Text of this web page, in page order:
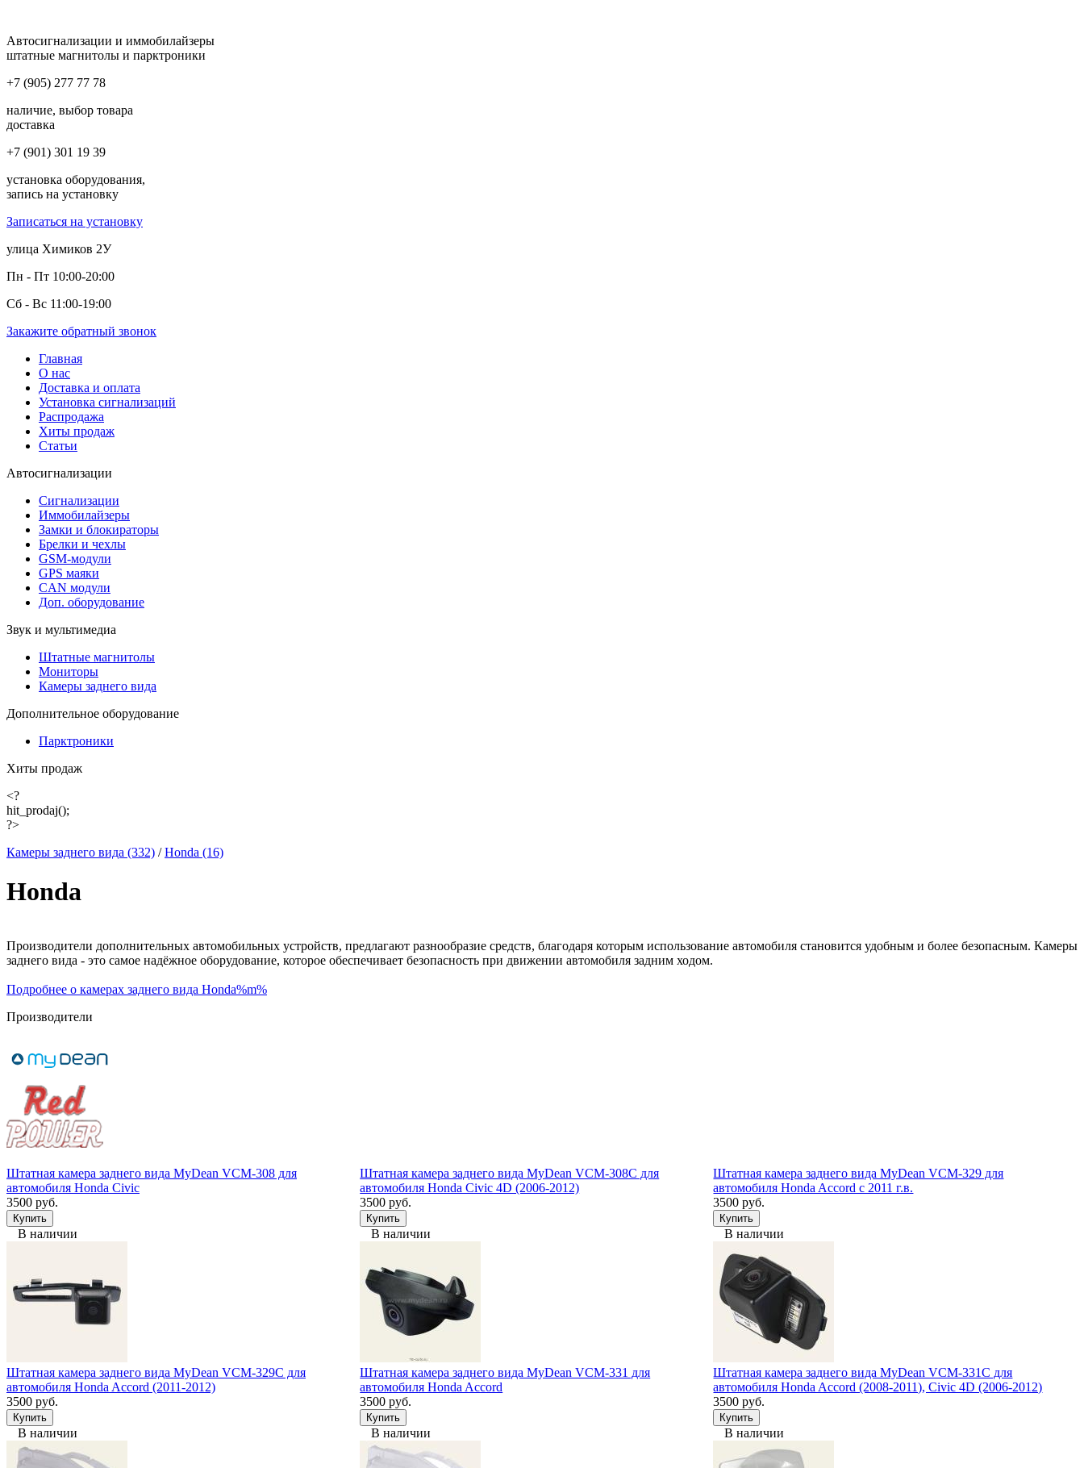
Автосигнализации и иммобилайзеры
штатные магнитолы и парктроники
+7 (905) 277 77 78
наличие, выбор товара
доставка
+7 (901) 301 19 39
установка оборудования,
запись на установку
Записаться на установку
улица Химиков 2У
Пн - Пт 10:00-20:00
Сб - Вс 11:00-19:00
Закажите обратный звонок
Главная
О нас
Доставка и оплата
Установка сигнализаций
Распродажа
Хиты продаж
Статьи
Автосигнализации
Сигнализации
Иммобилайзеры
Замки и блокираторы
Брелки и чехлы
GSM-модули
GPS маяки
CAN модули
Доп. оборудование
Звук и мультимедиа
Штатные магнитолы
Мониторы
Камеры заднего вида
Дополнительное оборудование
Парктроники
Хиты продаж
<?
hit_prodaj();
?>
Камеры заднего вида (332) /Honda (16)
Honda
Производители дополнительных автомобильных устройств, предлагают разнообразие средств, благодаря которым использование автомобиля становится удобным и более безопасным. Камеры
заднего вида - это самое надёжное оборудование, которое обеспечивает безопасность при движении автомобиля задним ходом.
Подробнее о камерах заднего вида Honda%m%
Производители
Штатная камера заднего вида MyDean VCM-308 для
автомобиля Honda Civic
3500 руб.
В наличии
Штатная камера заднего вида MyDean VCM-308C для
автомобиля Honda Civic 4D (2006-2012)
3500 руб.
В наличии
Штатная камера заднего вида MyDean VCM-329 для
автомобиля Honda Accord с 2011 г.в.
3500 руб.
В наличии
Штатная камера заднего вида MyDean VCM-329C для
автомобиля Honda Accord (2011-2012)
3500 руб.
В наличии
Штатная камера заднего вида MyDean VCM-331 для
автомобиля Honda Accord
3500 руб.
В наличии
Штатная камера заднего вида MyDean VCM-331C для
автомобиля Honda Accord (2008-2011), Civic 4D (2006-2012)
3500 руб.
В наличии